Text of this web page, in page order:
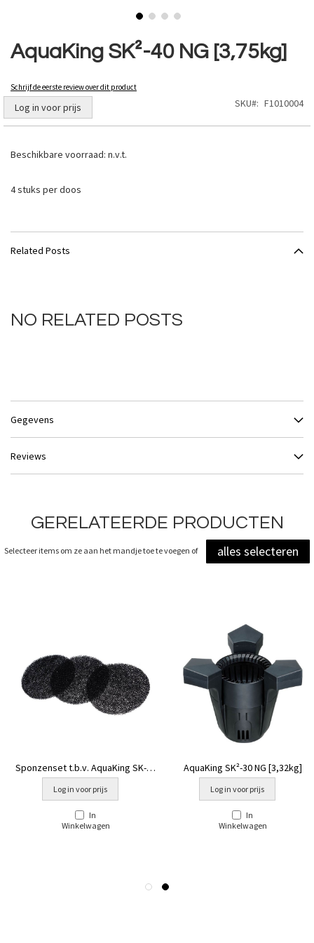
AquaKing SK²-40 NG [3,75kg]
Schrijf de eerste review over dit product
Log in voor prijs SKU F1010004
Beschikbare voorraad: n.v.t.
4 stuks per doos
naar
het
van
afbeeldingen-
gallerij
Related Posts
NO RELATED POSTS
Gegevens
Reviews
GERELATEERDE PRODUCTEN
Selecteer items om ze aan het mandje toe te voegen of alles selecteren
Sponzenset t.b.v. AquaKing SK-30
[3 stuks]
Log in voor prijs
In
Winkelwagen
AquaKing SK²-30 NG [3,32kg]
Log in voor prijs
In
Winkelwagen